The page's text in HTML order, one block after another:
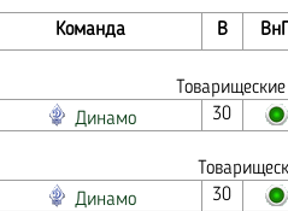
Команда В
Динамо 30
Динамо 30